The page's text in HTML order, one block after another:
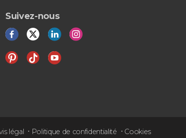
Suivez-nous
légal Politique de confidentialité Cookies